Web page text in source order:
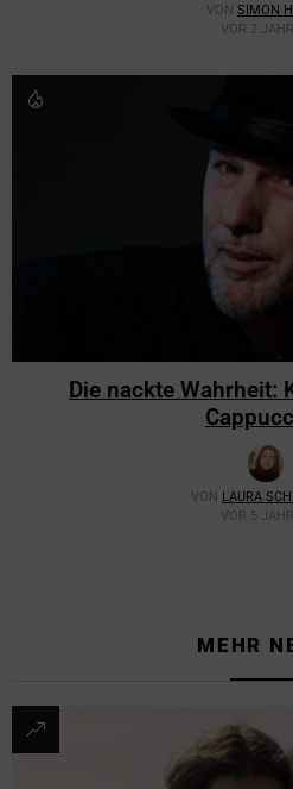
VON SIMON
VOR 2
Die nackte Wahrheit:
VON LAURA
VOR 5
MEHR